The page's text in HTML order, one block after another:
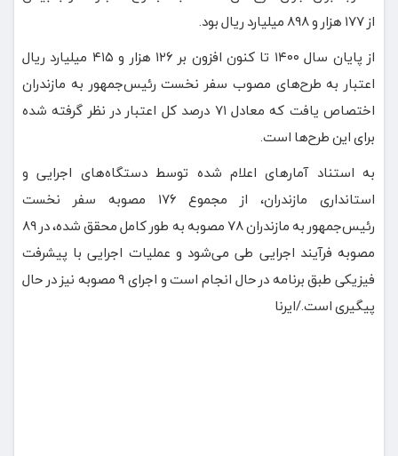
از ۱۷۷ هزار و ۸۹۸ میلیارد ریال بود.
از پایان سال ۱۴۰۰ تا کنون افزون بر ۱۲۶ هزار و ۴۱۵ میلیارد ریال
اعتبار به طرح‌های مصوب سفر نخست رئیس‌جمهور به مازندران
اختصاص یافت که معادل ۷۱ درصد کل اعتبار در نظر گرفته شده
برای این طرح‌ها است.
به استناد آمارهای اعلام شده توسط دستگاه‌های اجرایی و
استانداری مازندران، از مجموع ۱۷۶ مصوبه سفر نخست
رئیس‌جمهور به مازندران ۷۸ مصوبه به طور کامل محقق شده، در ۸۹
مصوبه فرآیند اجرایی طی می‌شود و عملیات اجرایی با پیشرفت
فیزیکی طبق برنامه در حال انجام است و اجرای ۹ مصوبه نیز در حال
پیگیری است./ایرنا